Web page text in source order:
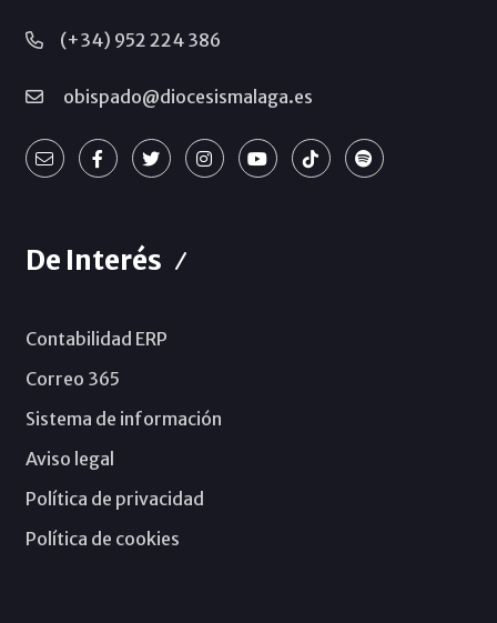
(+34) 952 224 386
obispado@diocesismalaga.es
De Interés
Contabilidad ERP
Correo 365
Sistema de información
Aviso legal
Política de privacidad
Política de cookies